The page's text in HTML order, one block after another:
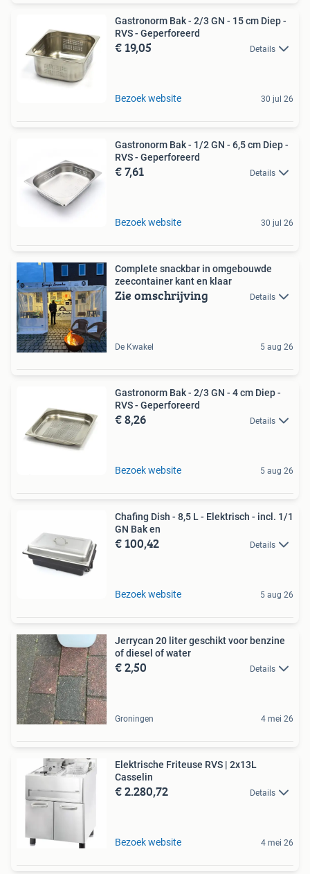
Gastronorm Bak - 2/3 GN - 15 cm Diep -
RVS - Geperforeerd
€ 19,05 Details
Bezoek website 30 jul 26
Gastronorm Bak - 1/2 GN - 6,5 cm Diep -
RVS - Geperforeerd
€ 7,61 Details
Bezoek website 30 jul 26
Complete snackbar in omgebouwde
zeecontainer kant en klaar
Zie omschrijving Details
De Kwakel 5 aug 26
Gastronorm Bak - 2/3 GN - 4 cm Diep -
RVS - Geperforeerd
€ 8,26 Details
Bezoek website 5 aug 26
Chafing Dish - 8,5 L - Elektrisch - incl. 1/1
GN Bak en
€ 100,42 Details
Bezoek website 5 aug 26
Jerrycan 20 liter geschikt voor benzine
of diesel of water
€ 2,50 Details
Groningen 4 mei 26
Elektrische Friteuse RVS | 2x13L
Casselin
€ 2.280,72 Details
Bezoek website 4 mei 26